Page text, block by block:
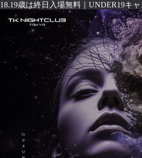
18.19歳は終日入場無料｜UNDER19キ